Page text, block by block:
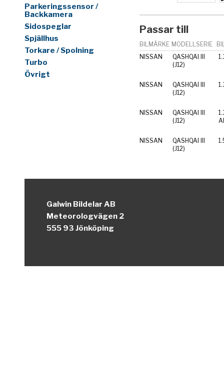
Parkeringssensor /
Backkamera
Sidospeglar
Spjällhus
Torkare / Spolning
Turbo
Övrigt
Passar till
BILMÄRKE MODELLSERIE
NISSAN
QASHQAI III
(J12)
NISSAN
QASHQAI III
(J12)
NISSAN
QASHQAI III
(J12)
NISSAN
QASHQAI III
(J12)
Galwin Bildelar AB
Meteorologvägen 2
555 93 Jönköping